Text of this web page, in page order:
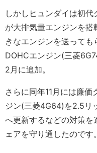
しかしヒュンダイは初
が大排気量エンジンを
きなエンジンを送って
DOHCエンジン(三菱
2月に追加。
さらに同年11月には廉
ジン(三菱4G64)を2.5リ
へ更新するなどの対策を
ェアを守り通したのです。